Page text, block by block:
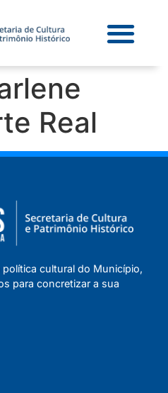
Real
cultural do Município,
para concretizar a sua